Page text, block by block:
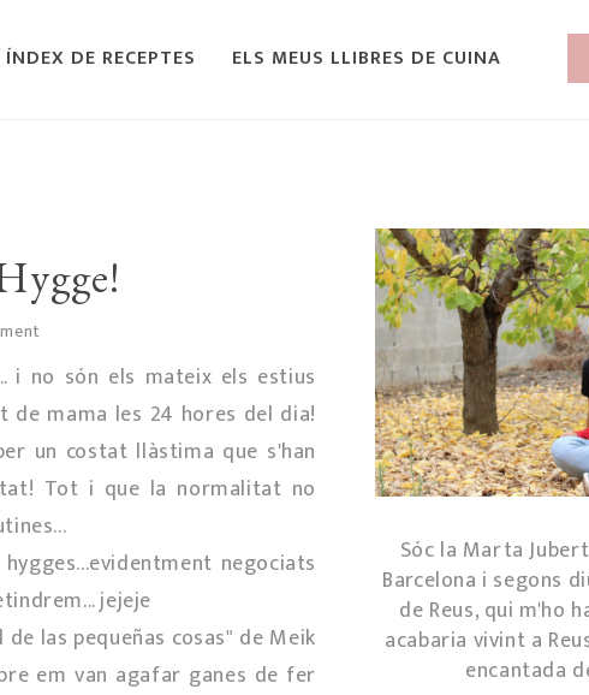
ÍNDEX DE RECEPTES ELS MEUS LLIBRES DE CUINA
i no són els mateix els estius
de mama les 24 hores del dia!
un costat llàstima que s'han
Tot i que la normalitat no
negociats
jejeje
las pequeñas cosas" de Meik
em van agafar ganes de fer
Sóc la Marta
Barcelona i segons
de Reus, qui m'ho
acabaria vivint a
encantada